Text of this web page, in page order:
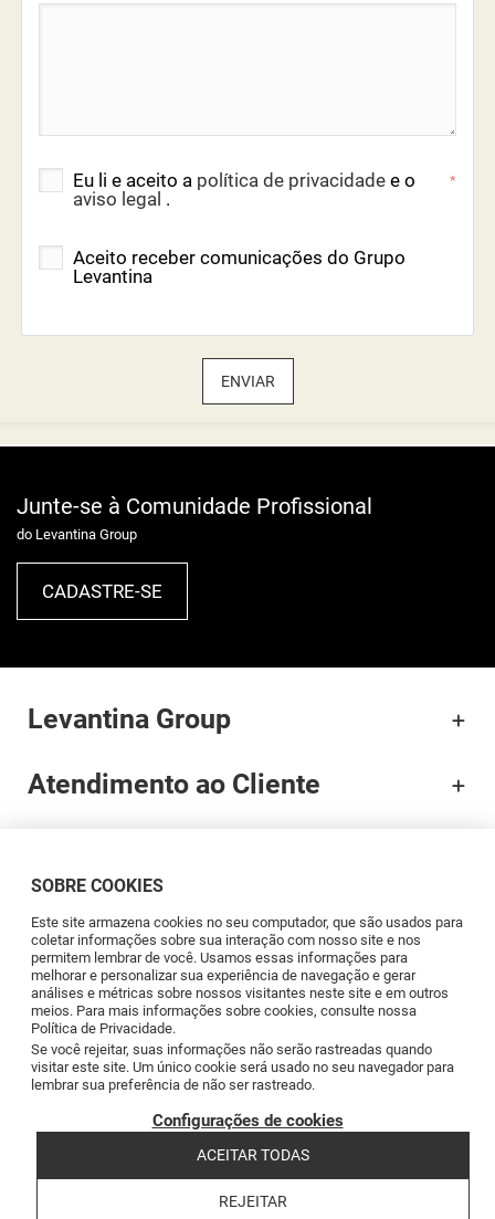
Eu li e aceito a política de privacidade e o
aviso legal .
*
Aceito receber comunicações do Grupo
Levantina
ENVIAR
Junte-se à Comunidade Profissional
do Levantina Group
CADASTRE-SE
SOBRE COOKIES
Este site armazena cookies no seu computador, que são usados para
coletar informações sobre sua interação com nosso site e nos
permitem lembrar de você. Usamos essas informações para
melhorar e personalizar sua experiência de navegação e gerar
análises e métricas sobre nossos visitantes neste site e em outros
meios. Para mais informações sobre cookies, consulte nossa
Política de Privacidade.
Se você rejeitar, suas informações não serão rastreadas quando
visitar este site. Um único cookie será usado no seu navegador para
lembrar sua preferência de não ser rastreado.
Configurações de cookies
ACEITAR TODAS
REJEITAR
Levantina Group
Atendimento ao Cliente
Brands
Profissionais
Blog
Siga-nos
Copyright © 2026 Levantina y Asociados de Minerales, S.A.